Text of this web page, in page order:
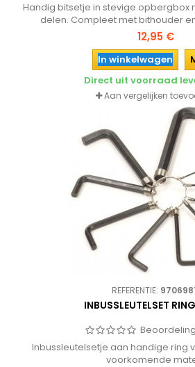
Handig bitsetje in stevige opbergbox
delen. Compleet met bithouder
12,95 €
In winkelwagen
Direct uit voorraad
Aan vergelijken
REFERENTIE:
INBUSSLEUTELSET
Inbussleutelsetje aan handige ring
voorkomende